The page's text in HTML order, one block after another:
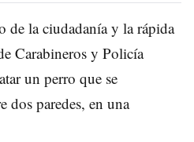
de la ciudadanía y la rápida
Carabineros y Policía
un perro que se
dos paredes, en una